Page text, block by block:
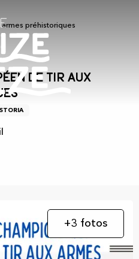
préhistoriques
de tir aux
+3 fotos